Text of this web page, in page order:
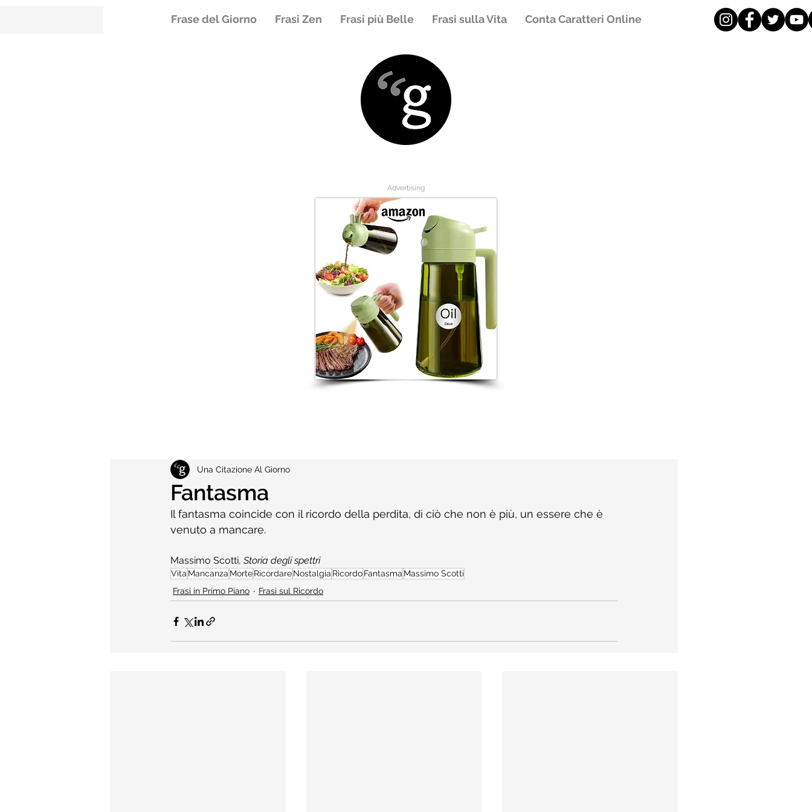
Frase del Giorno Frasi Zen Frasi più Belle Frasi sulla Vita Conta Caratteri Online
Fantasma
Una Citazione Al Giorno
Il fantasma coincide con il ricordo della perdita, di ciò che non è più, un essere che è
venuto a mancare.
Massimo Scotti, Storia degli spettri
Vita Mancanza MorteRicordareNostalgia RicordoFantasma Massimo Scotti
Frasi in Primo Piano
Frasi sul Ricordo
Advertising